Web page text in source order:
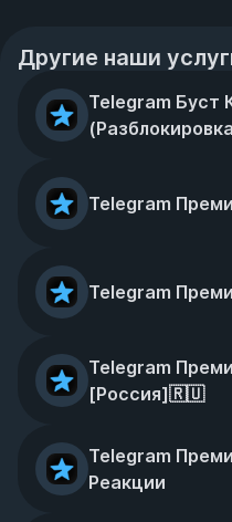
Другие наши
Telegram Буст
Telegram
Telegram
Telegram
[Россия]🇷🇺
Telegram
Реакции